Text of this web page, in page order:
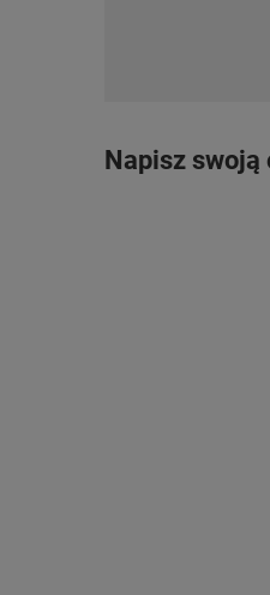
Napisz swoją